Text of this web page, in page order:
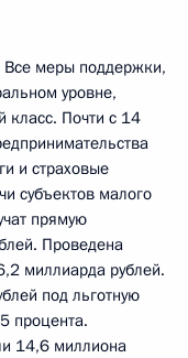
меры поддержки,
уровне,
класс. Почти с 14
и страховые
субъектов малого
прямую
Проведена
миллиарда рублей.
под льготную
процента.
14,6 миллиона